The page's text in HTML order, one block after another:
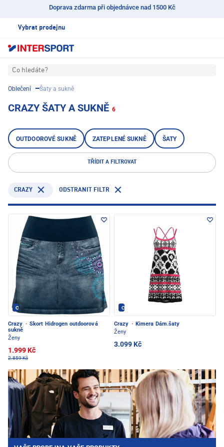
Doprava zdarma při objednávce nad 1500 Kč
Vybrat prodejnu
Co hledáte?
Oblečení Šaty a sukně
CRAZY ŠATY A SUKNĚ 6
OUTDOOROVÉ SUKNĚ ZATEPLENÉ SUKNĚ ŠATY
TŘÍDIT A FILTROVAT
CRAZY ODSTRANIT FILTR
Crazy - PEC POD SNĚŽKOU
Crazy · Skort Hidrogen outdoorová
sukně
Ženy
1.999 Kč
2.859 Kč
Crazy - PEC POD SNĚŽKOU
Crazy · Kimera Dám.šaty
Ženy
3.099 Kč